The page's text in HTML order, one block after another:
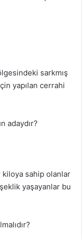
sarkmış
yapılan cerrahi
adaydır?
kiloya sahip olanlar
yaşayanlar bu